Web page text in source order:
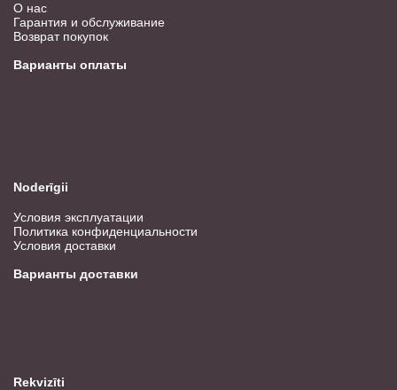
О нас
Гарантия и обслуживание
Возврат покупок
Варианты оплаты
Noderīgii
Условия эксплуатации
Политика конфиденциальности
Условия доставки
Варианты доставки
Rekvizīti